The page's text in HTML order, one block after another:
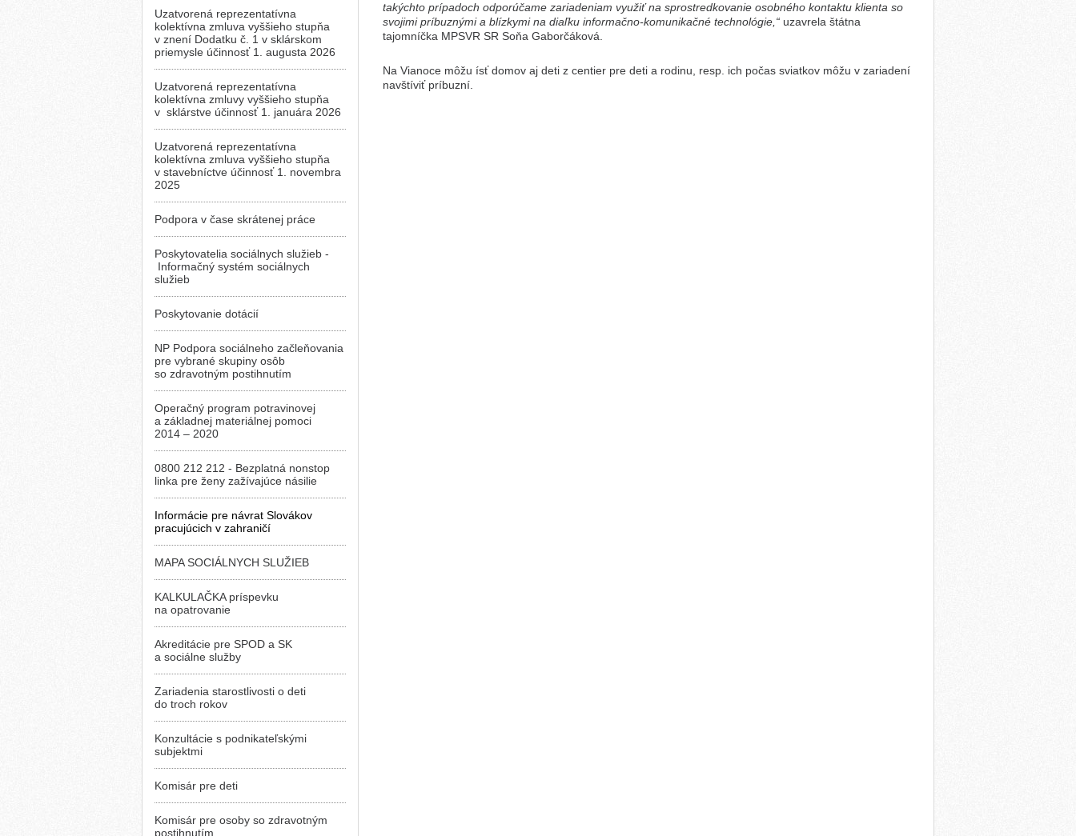
takýchto prípadoch odporúčame zariadeniam využiť na sprostredkovanie osobného kontaktu klienta so
svojimi príbuznými a blízkymi na diaľku informačno-komunikačné technológie,“ uzavrela štátna
tajomníčka MPSVR SR Soňa Gaborčáková.
Na Vianoce môžu ísť domov aj deti z centier pre deti a rodinu, resp. ich počas sviatkov môžu v zariadení
navštíviť príbuzní.
Uzatvorená reprezentatívna
kolektívna zmluva vyššieho stupňa
v znení Dodatku č. 1 v sklárskom
priemysle účinnosť 1. augusta 2026
Uzatvorená reprezentatívna
kolektívna zmluvy vyššieho stupňa
v sklárstve účinnosť 1. januára 2026
Uzatvorená reprezentatívna
kolektívna zmluva vyššieho stupňa
v stavebníctve účinnosť 1. novembra
2025
Podpora v čase skrátenej práce
Poskytovatelia sociálnych služieb -
Informačný systém sociálnych
služieb
Poskytovanie dotácií
NP Podpora sociálneho začleňovania
pre vybrané skupiny osôb
so zdravotným postihnutím
Operačný program potravinovej
a základnej materiálnej pomoci
2014 – 2020
0800 212 212 - Bezplatná nonstop
linka pre ženy zažívajúce násilie
Informácie pre návrat Slovákov
pracujúcich v zahraničí
MAPA SOCIÁLNYCH SLUŽIEB
KALKULAČKA príspevku
na opatrovanie
Akreditácie pre SPOD a SK
a sociálne služby
Zariadenia starostlivosti o deti
do troch rokov
Konzultácie s podnikateľskými
subjektmi
Komisár pre deti
Komisár pre osoby so zdravotným
postihnutím